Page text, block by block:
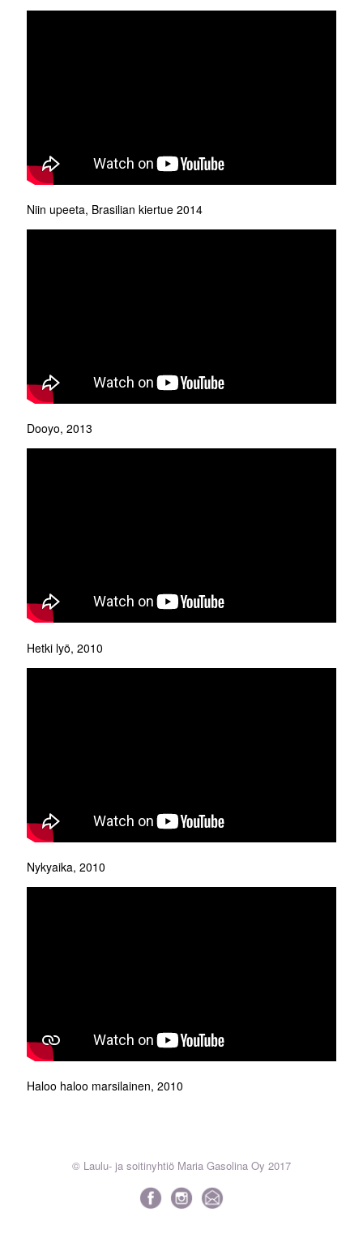
Niin upeeta, Brasilian kiertue 2014
Dooyo, 2013
Hetki lyö, 2010
Nykyaika, 2010
Haloo haloo marsilainen, 2010
© Laulu- ja soitinyhtiö Maria Gasolina Oy 2017